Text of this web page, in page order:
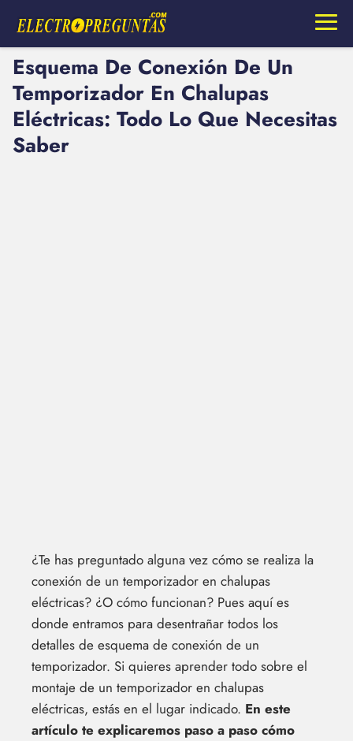
Esquema De Conexión De Un
Temporizador En Chalupas
Eléctricas: Todo Lo Que Necesitas
Saber
¿Te has preguntado alguna vez cómo se realiza la
conexión de un temporizador en chalupas
eléctricas? ¿O cómo funcionan? Pues aquí es
donde entramos para desentrañar todos los
detalles de esquema de conexión de un
temporizador. Si quieres aprender todo sobre el
montaje de un temporizador en chalupas
eléctricas, estás en el lugar indicado. En este
artículo te explicaremos paso a paso cómo